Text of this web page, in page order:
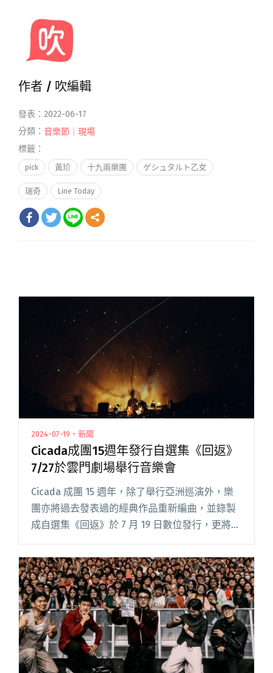
作者 / 吹編輯
發表：2022-06-17
分類： 音樂節｜現場
標籤：
pick 黃玠 十九兩樂團 ゲシュタルト乙女
瑞奇 Line Today
2024-07-19・新聞
Cicada成團15週年發行自選集《回返》
7/27於雲門劇場舉行音樂會
Cicada 成團 15 週年，除了舉行亞洲巡演外，樂
團亦將過去發表過的經典作品重新編曲，並錄製
成自選集《回返》於 7 月 19 日數位發行，更將於
淡水雲門劇場舉行 15 週年音樂會《回返 The
Revisit》，演出分下午場及晚上場，兩閱讀全文
"Cicada成團15週年發行自選集《回返》 7/27於雲
門劇場舉行音樂會"